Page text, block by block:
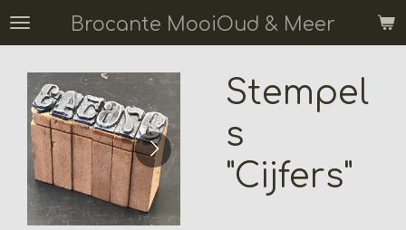
Ga
direct
hoofdinhoud
Brocante MooiOud & Meer
Stempel
s
"Cijfers"